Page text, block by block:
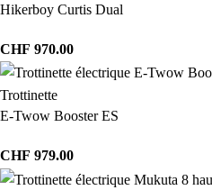
Hikerboy Curtis Dual
CHF 970.00
Trottinette
E-Twow Booster ES
CHF 979.00